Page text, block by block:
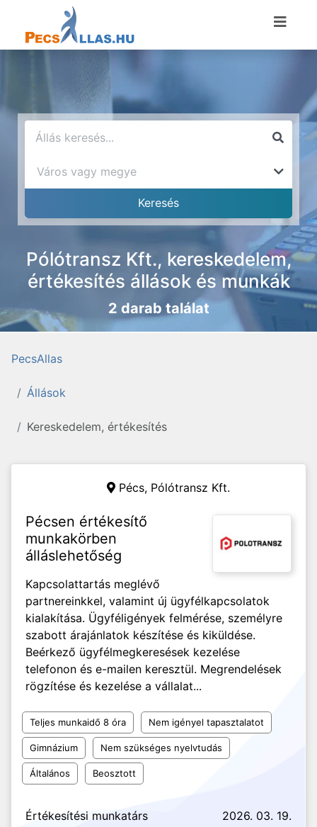
Pólótransz Kft., kereskedelem,
értékesítés állások és munkák
2 darab találat
PecsAllas
Állások
Kereskedelem, értékesítés
Pécs, Pólótransz Kft.
Pécsen értékesítő
munkakörben
álláslehetőség
Kapcsolattartás meglévő
partnereinkkel, valamint új ügyfélkapcsolatok
kialakítása. Ügyféligények felmérése, személyre
szabott árajánlatok készítése és kiküldése.
Beérkező ügyfélmegkeresések kezelése
telefonon és e-mailen keresztül. Megrendelések
rögzítése és kezelése a vállalat...
Teljes munkaidő 8 óra Nem igényel tapasztalatot
Gimnázium Nem szükséges nyelvtudás
Általános Beosztott
Értékesítési munkatárs 2026. 03. 19.